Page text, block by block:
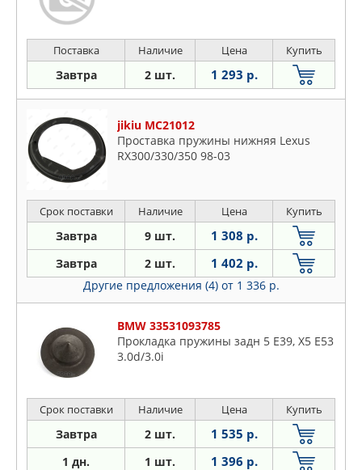
Поставка Наличие Цена Купить
Завтра 2 шт. 1 293 р.
jikiu MC21012
Проставка пружины нижняя Lexus
RX300/330/350 98-03
Срок поставки Наличие Цена Купить
Завтра 9 шт. 1 308 р.
Завтра 2 шт. 1 402 р.
Другие предложения (4) от 1 336 р.
BMW 33531093785
Прокладка пружины задн 5 E39, X5 E53
3.0d/3.0i
Срок поставки Наличие Цена Купить
Завтра 2 шт. 1 535 р.
1 дн. 1 шт. 1 396 р.